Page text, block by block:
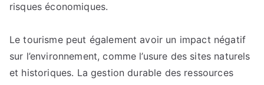
risques économiques.
Le tourisme peut également avoir un impact négatif
sur l’environnement, comme l’usure des sites naturels
et historiques. La gestion durable des ressources